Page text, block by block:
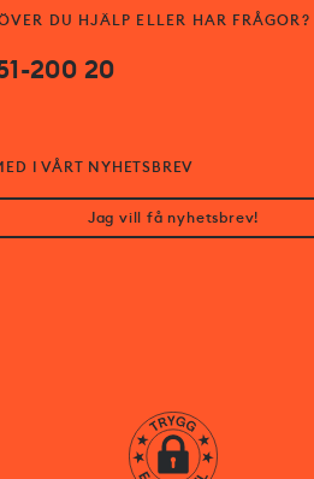
DU HJÄLP ELLER HAR FRÅGOR?
200 20
I VÅRT NYHETSBREV
Jag vill få nyhetsbrev!